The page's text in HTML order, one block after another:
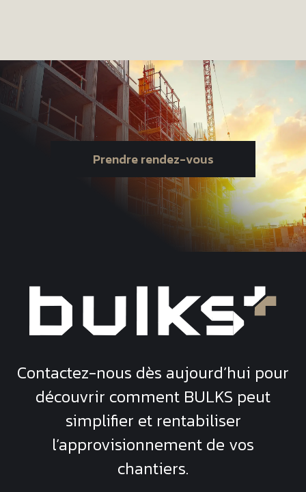
Prendre rendez-vous
Contactez-nous dès aujourd’hui pour
découvrir comment BULKS peut
simplifier et rentabiliser
l’approvisionnement de vos
chantiers.